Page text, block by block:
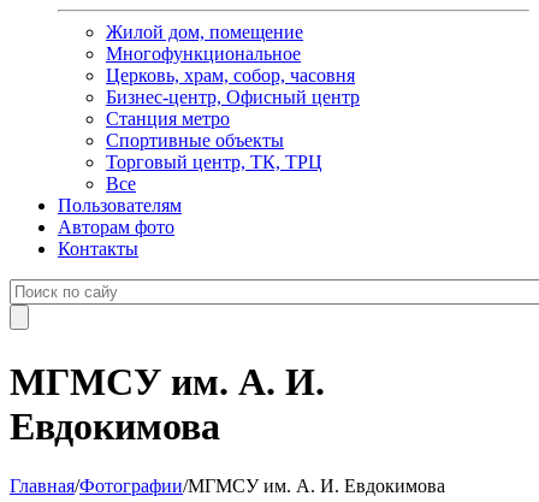
Жилой дом, помещение
Многофункциональное
Церковь, храм, собор, часовня
Бизнес-центр, Офисный центр
Станция метро
Спортивные объекты
Торговый центр, ТК, ТРЦ
Все
Пользователям
Авторам фото
Контакты
МГМСУ им. А. И.
Евдокимова
Главная/Фотографии/МГМСУ им. А. И. Евдокимова